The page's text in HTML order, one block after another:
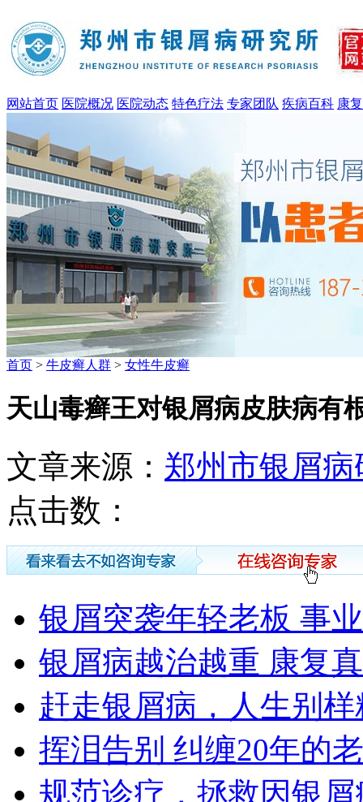
网站首页 医院概况 医院动态 特色疗法 专家团队 疾病百科 康
首页 > 牛皮癣人群 > 女性牛皮癣
天山毒癣王对银屑病皮肤病有
文章来源： 郑州市银屑病
点击数：
银屑突袭年轻老板 事
银屑病越治越重 康复
赶走银屑病，人生别
挥泪告别 纠缠20年的
规范诊疗，拯救因银